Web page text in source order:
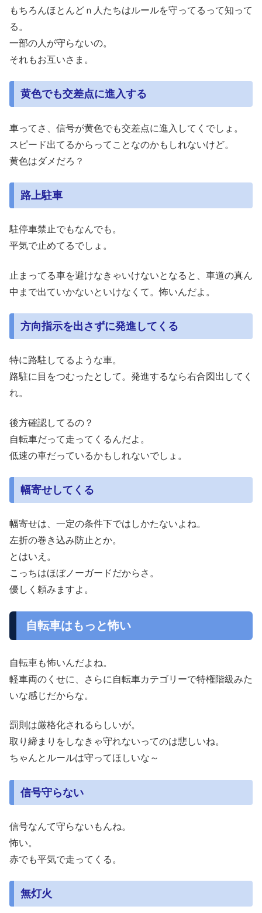
もちろんほとんどｎ人たちはルールを守ってるって知って
る。
一部の人が守らないの。
それもお互いさま。
黄色でも交差点に進入する
車ってさ、信号が黄色でも交差点に進入してくでしょ。
スピード出てるからってことなのかもしれないけど。
黄色はダメだろ？
路上駐車
駐停車禁止でもなんでも。
平気で止めてるでしょ。
止まってる車を避けなきゃいけないとなると、車道の真ん
中まで出ていかないといけなくて。怖いんだよ。
方向指示を出さずに発進してくる
特に路駐してるような車。
路駐に目をつむったとして。発進するなら右合図出してく
れ。
後方確認してるの？
自転車だって走ってくるんだよ。
低速の車だっているかもしれないでしょ。
幅寄せしてくる
幅寄せは、一定の条件下ではしかたないよね。
左折の巻き込み防止とか。
とはいえ。
こっちはほぼノーガードだからさ。
優しく頼みますよ。
自転車はもっと怖い
自転車も怖いんだよね。
軽車両のくせに、さらに自転車カテゴリーで特権階級みた
いな感じだからな。
罰則は厳格化されるらしいが。
取り締まりをしなきゃ守れないってのは悲しいね。
ちゃんとルールは守ってほしいな～
信号守らない
信号なんて守らないもんね。
怖い。
赤でも平気で走ってくる。
無灯火